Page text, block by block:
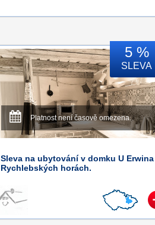
5 %
SLEVA
Platnost není časově omezena.
Sleva na ubytování v domku U
Rychlebských horách.